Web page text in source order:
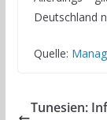
Deutschland
Quelle:
Tunesien: